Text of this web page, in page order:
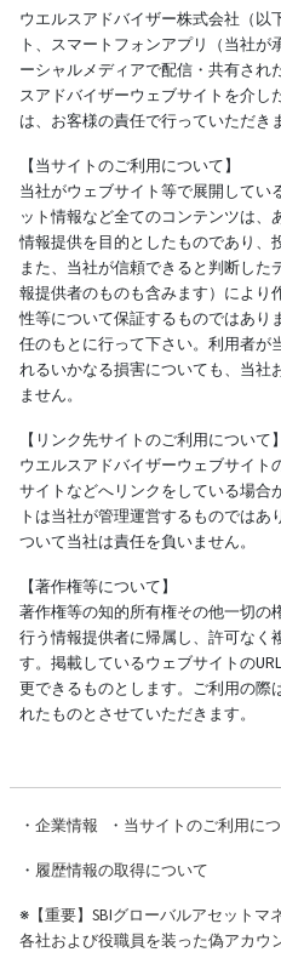
ウエルスアドバイザー株式会社（以
ト、スマートフォンアプリ（当社が
ーシャルメディアで配信・共有され
スアドバイザーウェブサイトを介し
は、お客様の責任で行っていただき
【当サイトのご利用について】
当社がウェブサイト等で展開してい
ット情報など全てのコンテンツは
情報提供を目的としたものであり、
また、当社が信頼できると判断し
報提供者のものも含みます）により
性等について保証するものではあり
任のもとに行って下さい。利用者が
れるいかなる損害についても、当社
ません。
【リンク先サイトのご利用について】
ウエルスアドバイザーウェブサイト
サイトなどへリンクをしている場合
トは当社が管理運営するものでは
ついて当社は責任を負いません。
【著作権等について】
著作権等の知的所有権その他一切の
行う情報提供者に帰属し、許可なく
す。掲載しているウェブサイトの
更できるものとします。ご利用の際
れたものとさせていただきます。
・ 企業情報 ・ 当サイトのご利用に
・ 履歴情報の取得について
※【重要】SBIグローバルアセットマ
各社および役職員を装った偽アカウ